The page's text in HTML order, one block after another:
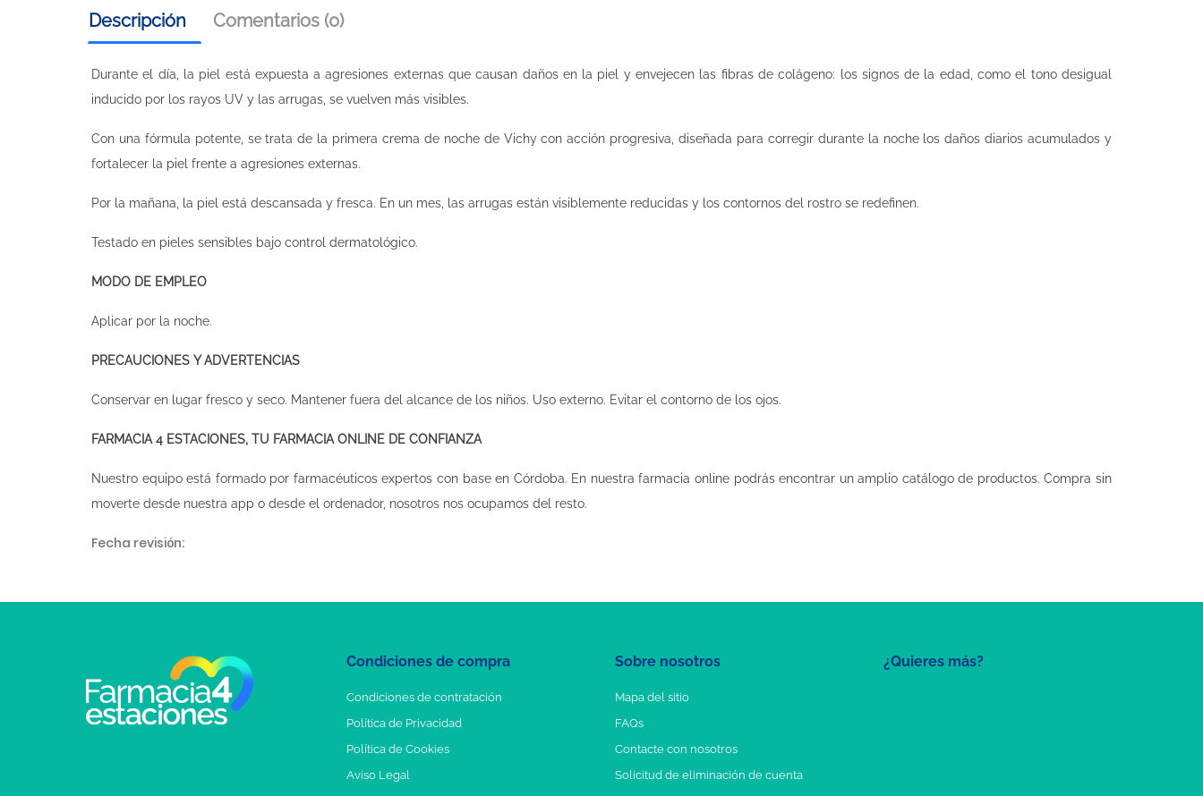
Descripción Comentarios (0)
Durante el día, la piel está expuesta a agresiones externas que causan daños en la piel y envejecen las fibras de colágeno: los signos de la edad, como el tono desigual
inducido por los rayos UV y las arrugas, se vuelven más visibles.
Con una fórmula potente, se trata de la primera crema de noche de Vichy con acción progresiva, diseñada para corregir durante la noche los daños diarios acumulados y
fortalecer la piel frente a agresiones externas.
Por la mañana, la piel está descansada y fresca. En un mes, las arrugas están visiblemente reducidas y los contornos del rostro se redefinen.
Testado en pieles sensibles bajo control dermatológico.
MODO DE EMPLEO
Aplicar por la noche.
PRECAUCIONES Y ADVERTENCIAS
Conservar en lugar fresco y seco. Mantener fuera del alcance de los niños. Uso externo. Evitar el contorno de los ojos.
FARMACIA 4 ESTACIONES, TU FARMACIA ONLINE DE CONFIANZA
Nuestro equipo está formado por farmacéuticos expertos con base en Córdoba. En nuestrafarmacia onlinepodrás encontrar un amplio catálogo de productos. Compra sin
moverte desde nuestra app o desde el ordenador, nosotros nos ocupamos del resto.
Fecha revisión:
¿Quieres más?
Condiciones de compra
Condiciones de contratación
Política de Privacidad
Política de Cookies
Aviso Legal
Sobre nosotros
Mapa del sitio
FAQs
Contacte con nosotros
Solicitud de eliminación de cuenta